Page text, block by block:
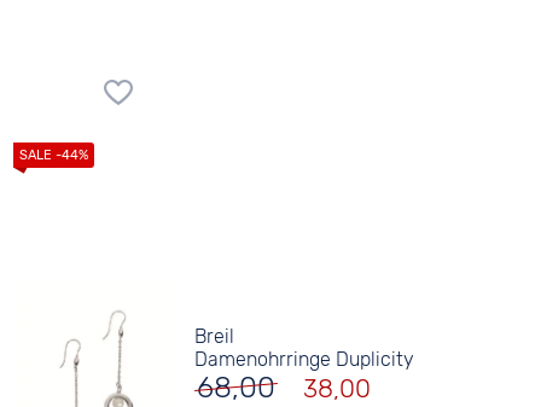
Breil
Damenohrringe Duplicity
68,00 38,00